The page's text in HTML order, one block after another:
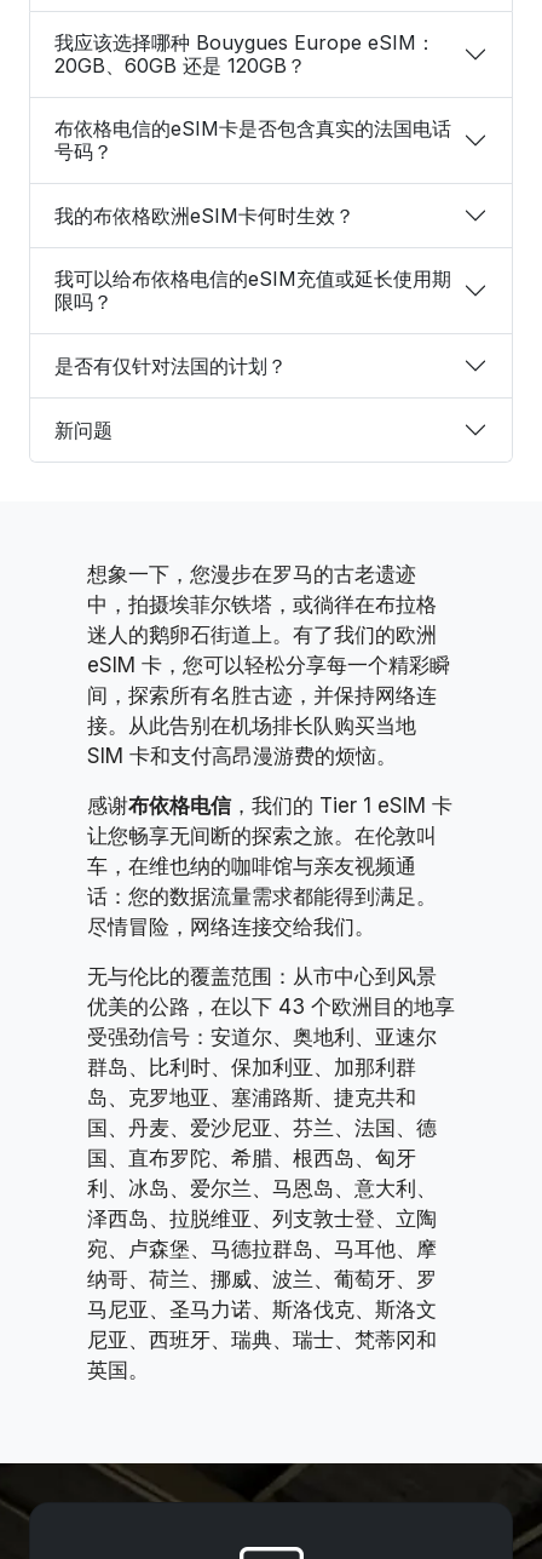
我应该选择哪种 Bouygues Europe eSIM：
20GB、60GB 还是 120GB？
布依格电信的eSIM卡是否包含真实的法国电话
号码？
我的布依格欧洲eSIM卡何时生效？
我可以给布依格电信的eSIM充值或延长使用期
限吗？
是否有仅针对法国的计划？
新问题
想象一下，您漫步在罗马的古老遗迹
中，拍摄埃菲尔铁塔，或徜徉在布拉格
迷人的鹅卵石街道上。有了我们的欧洲
eSIM 卡，您可以轻松分享每一个精彩瞬
间，探索所有名胜古迹，并保持网络连
接。从此告别在机场排长队购买当地
SIM 卡和支付高昂漫游费的烦恼。
感谢布依格电信，我们的 Tier 1 eSIM 卡
让您畅享无间断的探索之旅。在伦敦叫
车，在维也纳的咖啡馆与亲友视频通
话：您的数据流量需求都能得到满足。
尽情冒险，网络连接交给我们。
无与伦比的覆盖范围：从市中心到风景
优美的公路，在以下 43 个欧洲目的地享
受强劲信号：安道尔、奥地利、亚速尔
群岛、比利时、保加利亚、加那利群
岛、克罗地亚、塞浦路斯、捷克共和
国、丹麦、爱沙尼亚、芬兰、法国、德
国、直布罗陀、希腊、根西岛、匈牙
利、冰岛、爱尔兰、马恩岛、意大利、
泽西岛、拉脱维亚、列支敦士登、立陶
宛、卢森堡、马德拉群岛、马耳他、摩
纳哥、荷兰、挪威、波兰、葡萄牙、罗
马尼亚、圣马力诺、斯洛伐克、斯洛文
尼亚、西班牙、瑞典、瑞士、梵蒂冈和
英国。